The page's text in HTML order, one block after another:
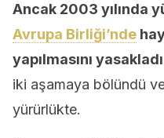
Ancak 2003 yılında
Avrupa Birliği’nde
yapılmasını
iki aşamaya bölündü
yürürlükte.